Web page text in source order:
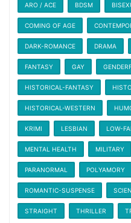
ARO / ACE BDSM
COMING OF AGE
DARK-ROMANCE DRAMA
FANTASY GAY
HISTORICAL-FANTASY
HISTORICAL-WESTERN
KRIMI LESBIAN LOW-
MENTAL HEALTH MILITARY
PARANORMAL POLYAMORY
ROMANTIC-SUSPENSE
STRAIGHT THRILLER